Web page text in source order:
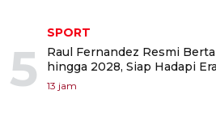
5
SPORT
Raul Fernandez Resmi
hingga 2028, Siap Hadapi
13 jam